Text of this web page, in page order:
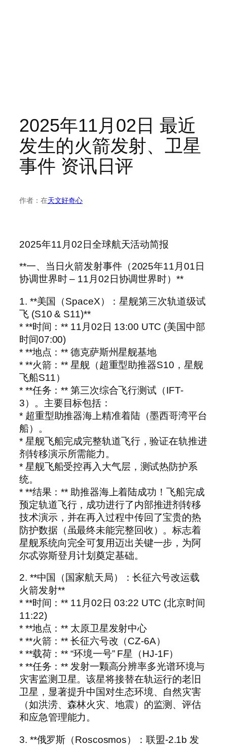
2025年11月02日 最近
发生的火箭发射、卫星
事件 资讯日评
作者： 在天文好奇心
2025年11月02日全球航天活动简报
**一、当日火箭发射事件（2025年11月01日
协调世界时 – 11月02日协调世界时）**
1. **美国（SpaceX）：星舰第三次轨道级试
飞 (S10 & S11)**
* **时间：** 11月02日 13:00 UTC (美国中部
时间07:00)
* **地点：** 德克萨斯州星舰基地
* **火箭：** 星舰（超重型助推器S10，星舰
飞船S11）
* **任务：** 第三次综合飞行测试（IFT-
3）。主要目标包括：
* 超重型助推器海上精准着陆（墨西哥湾平台
船）。
* 星舰飞船完成完整轨道飞行，验证在轨推进
剂转移演示所需能力。
* 星舰飞船受控再入大气层，测试热防护系
统。
* **结果：** 助推器海上着陆成功！飞船完成
预定轨道飞行，成功进行了内部推进剂转移
技术演示，并在再入过程中传回了宝贵的热
防护数据（虽最终未能完整回收）。标志着
星舰系统向完全可复用迈出关键一步，为阿
尔忒弥斯登月计划奠定基础。
2. **中国（国家航天局）：长征六号改运载
火箭发射**
* **时间：** 11月02日 03:22 UTC (北京时间
11:22)
* **地点：** 太原卫星发射中心
* **火箭：** 长征六号改（CZ-6A）
* **载荷：** “环境一号” F星（HJ-1F）
* **任务：** 发射一颗高分辨率多光谱环境与
灾害监测卫星。该星将接替在轨运行的老旧
卫星，显著提升中国对生态环境、自然灾害
（如洪涝、森林火灾、地震）的监测、评估
和应急管理能力。
3. **俄罗斯（Roscosmos）：联盟-2.1b 发